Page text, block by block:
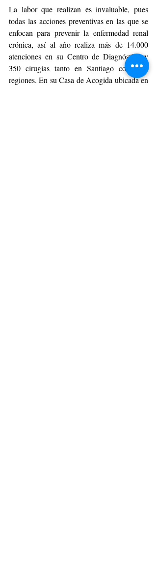
La labor que realizan es invaluable, pues
todas las acciones preventivas en las que se
enfocan para prevenir la enfermedad renal
crónica, así al año realiza más de 14.000
atenciones en su Centro de Diagnóstico y
350 cirugías tanto en Santiago como en
regiones. En su Casa de Acogida ubicada en